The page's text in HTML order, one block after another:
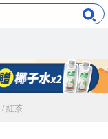
/ 紅茶